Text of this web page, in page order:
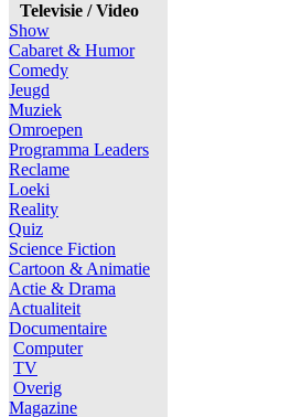
Televisie / Video
Show
Cabaret & Humor
Comedy
Jeugd
Muziek
Omroepen
Programma Leaders
Reclame
Loeki
Reality
Quiz
Science Fiction
Cartoon & Animatie
Actie & Drama
Actualiteit
Documentaire
Computer
TV
Overig
Magazine